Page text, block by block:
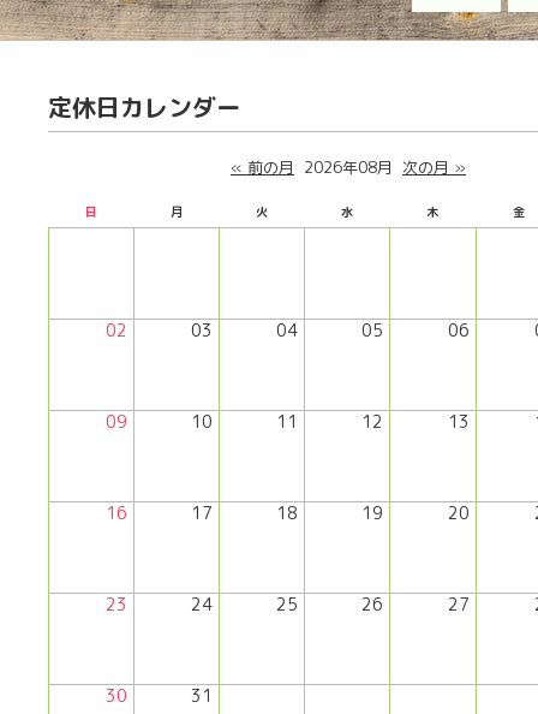
定休日カレンダー
« 前の月 2026年08月 次の月 »
日 月 火 水 木 金
02 03 04 05 06
09 10 11 12 13
16 17 18 19 20
23 24 25 26 27
30 31